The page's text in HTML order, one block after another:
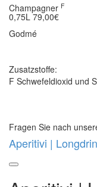
Champagner F
0,75L 79,00€
Godmé
Zusatzstoffe:
F Schwefeldioxid und
Fragen Sie nach
Aperitivi |